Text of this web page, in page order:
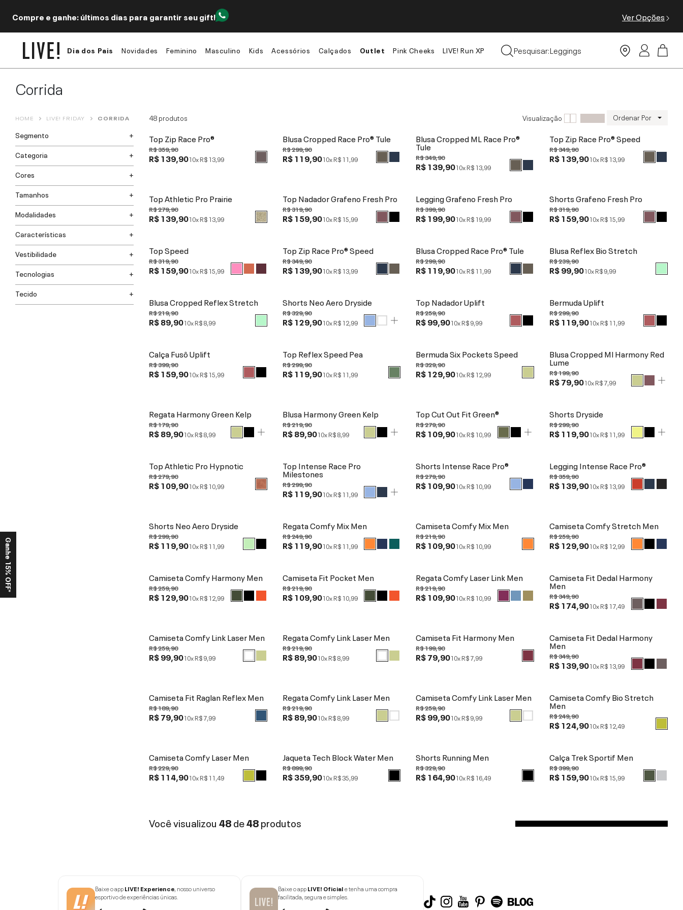
Compre e ganhe: últimos dias para garantir seu gift! Ver Opções
Dia dos Pais Novidades Feminino Masculino Kids Acessórios Calçados Outlet Pink Cheeks LIVE! Run XP
Pesquisar:
Tops
Leggings
Corrida
HOME LIVE! FRIDAY CORRIDA 48produtos Visualização
Ordenar Por
Segmento
Categoria
Cores
Tamanhos
Modalidades
Características
Vestibilidade
Tecnologias
Tecido
Top Zip Race Pro®
R$ 359,90
R$ 139,9010xR$ 13,99
Blusa Cropped Race Pro® Tule
R$ 299,90
R$ 119,9010xR$ 11,99
Blusa Cropped ML Race Pro®
Tule
R$ 349,90
R$ 139,9010xR$ 13,99
Top Zip Race Pro® Speed
R$ 349,90
R$ 139,9010xR$ 13,99
Top Athletic Pro Prairie
R$ 279,90
R$ 139,9010xR$ 13,99
Top Nadador Grafeno Fresh Pro
R$ 319,90
R$ 159,9010xR$ 15,99
Legging Grafeno Fresh Pro
R$ 399,90
R$ 199,9010xR$ 19,99
Shorts Grafeno Fresh Pro
R$ 319,90
R$ 159,9010xR$ 15,99
Top Speed
R$ 319,90
R$ 159,9010xR$ 15,99
Top Zip Race Pro® Speed
R$ 349,90
R$ 139,9010xR$ 13,99
Blusa Cropped Race Pro® Tule
R$ 299,90
R$ 119,9010xR$ 11,99
Blusa Reflex Bio Stretch
R$ 239,90
R$ 99,9010xR$ 9,99
Blusa Cropped Reflex Stretch
R$ 219,90
R$ 89,9010xR$ 8,99
Shorts Neo Aero Dryside
R$ 329,90
R$ 129,9010xR$ 12,99
Top Nadador Uplift
R$ 259,90
R$ 99,9010xR$ 9,99
Bermuda Uplift
R$ 299,90
R$ 119,9010xR$ 11,99
Calça Fusô Uplift
R$ 399,90
R$ 159,9010xR$ 15,99
Top Reflex Speed Pea
R$ 299,90
R$ 119,9010xR$ 11,99
Bermuda Six Pockets Speed
R$ 329,90
R$ 129,9010xR$ 12,99
Blusa Cropped Ml Harmony Red
Lume
R$ 199,90
R$ 79,9010xR$ 7,99
Regata Harmony Green Kelp
R$ 179,90
R$ 89,9010xR$ 8,99
Blusa Harmony Green Kelp
R$ 219,90
R$ 89,9010xR$ 8,99
Top Cut Out Fit Green®
R$ 279,90
R$ 109,9010xR$ 10,99
Shorts Dryside
R$ 299,90
R$ 119,9010xR$ 11,99
Top Athletic Pro Hypnotic
R$ 279,90
R$ 109,9010xR$ 10,99
Top Intense Race Pro
Milestones
R$ 299,90
R$ 119,9010xR$ 11,99
Shorts Intense Race Pro®
R$ 279,90
R$ 109,9010xR$ 10,99
Legging Intense Race Pro®
R$ 359,90
R$ 139,9010xR$ 13,99
Shorts Neo Aero Dryside
R$ 299,90
R$ 119,9010xR$ 11,99
Regata Comfy Mix Men
R$ 249,90
R$ 119,9010xR$ 11,99
Camiseta Comfy Mix Men
R$ 219,90
R$ 109,9010xR$ 10,99
Camiseta Comfy Stretch Men
R$ 259,90
R$ 129,9010xR$ 12,99
Camiseta Comfy Harmony Men
R$ 259,90
R$ 129,9010xR$ 12,99
Camiseta Fit Pocket Men
R$ 219,90
R$ 109,9010xR$ 10,99
Regata Comfy Laser Link Men
R$ 219,90
R$ 109,9010xR$ 10,99
Camiseta Fit Dedal Harmony
Men
R$ 349,90
R$ 174,9010xR$ 17,49
Camiseta Comfy Link Laser Men
R$ 259,90
R$ 99,9010xR$ 9,99
Regata Comfy Link Laser Men
R$ 219,90
R$ 89,9010xR$ 8,99
Camiseta Fit Harmony Men
R$ 199,90
R$ 79,9010xR$ 7,99
Camiseta Fit Dedal Harmony
Men
R$ 349,90
R$ 139,9010xR$ 13,99
Camiseta Fit Raglan Reflex Men
R$ 189,90
R$ 79,9010xR$ 7,99
Regata Comfy Link Laser Men
R$ 219,90
R$ 89,9010xR$ 8,99
Camiseta Comfy Link Laser Men
R$ 259,90
R$ 99,9010xR$ 9,99
Camiseta Comfy Bio Stretch
Men
R$ 249,90
R$ 124,9010xR$ 12,49
Camiseta Comfy Laser Men
R$ 229,90
R$ 114,9010xR$ 11,49
Jaqueta Tech Block Water Men
R$ 899,90
R$ 359,9010xR$ 35,99
Shorts Running Men
R$ 329,90
R$ 164,9010xR$ 16,49
Calça Trek Sportif Men
R$ 399,90
R$ 159,9010xR$ 15,99
Você visualizou 48de48produtos
Baixe o appLIVE! Experience, nosso universo
esportivo de experiências únicas.
Baixe o appLIVE! Oficiale tenha uma compra
facilitada, segura e simples.
Ganhe 15% OFF*